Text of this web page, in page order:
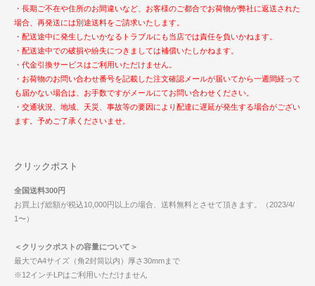
・長期ご不在や住所のお間違いなど、お客様のご都合でお荷物が弊社に返送された
場合、再発送には別途送料をご請求いたします。
・配送途中に発生したいかなるトラブルにも当店では責任を負いかねます。
・配送途中での破損や紛失につきましては補償いたしかねます。
・代金引換サービスはご利用いただけません。
・お荷物のお問い合わせ番号を記載した注文確認メールが届いてから一週間経って
も届かない場合は、お手数ですがメールにてお問い合わせください。
・交通状況、地域、天災、事故等の要因により配達に遅延が発生する場合がござい
ます。予めご了承くださいませ。
クリックポスト
全国送料300円
お買上げ総額が税込10,000円以上の場合、送料無料とさせて頂きます。（2023/4/
1〜）
＜クリックポストの容量について＞
最大でA4サイズ（角2封筒以内）厚さ30mmまで
※12インチLPはご利用いただけません